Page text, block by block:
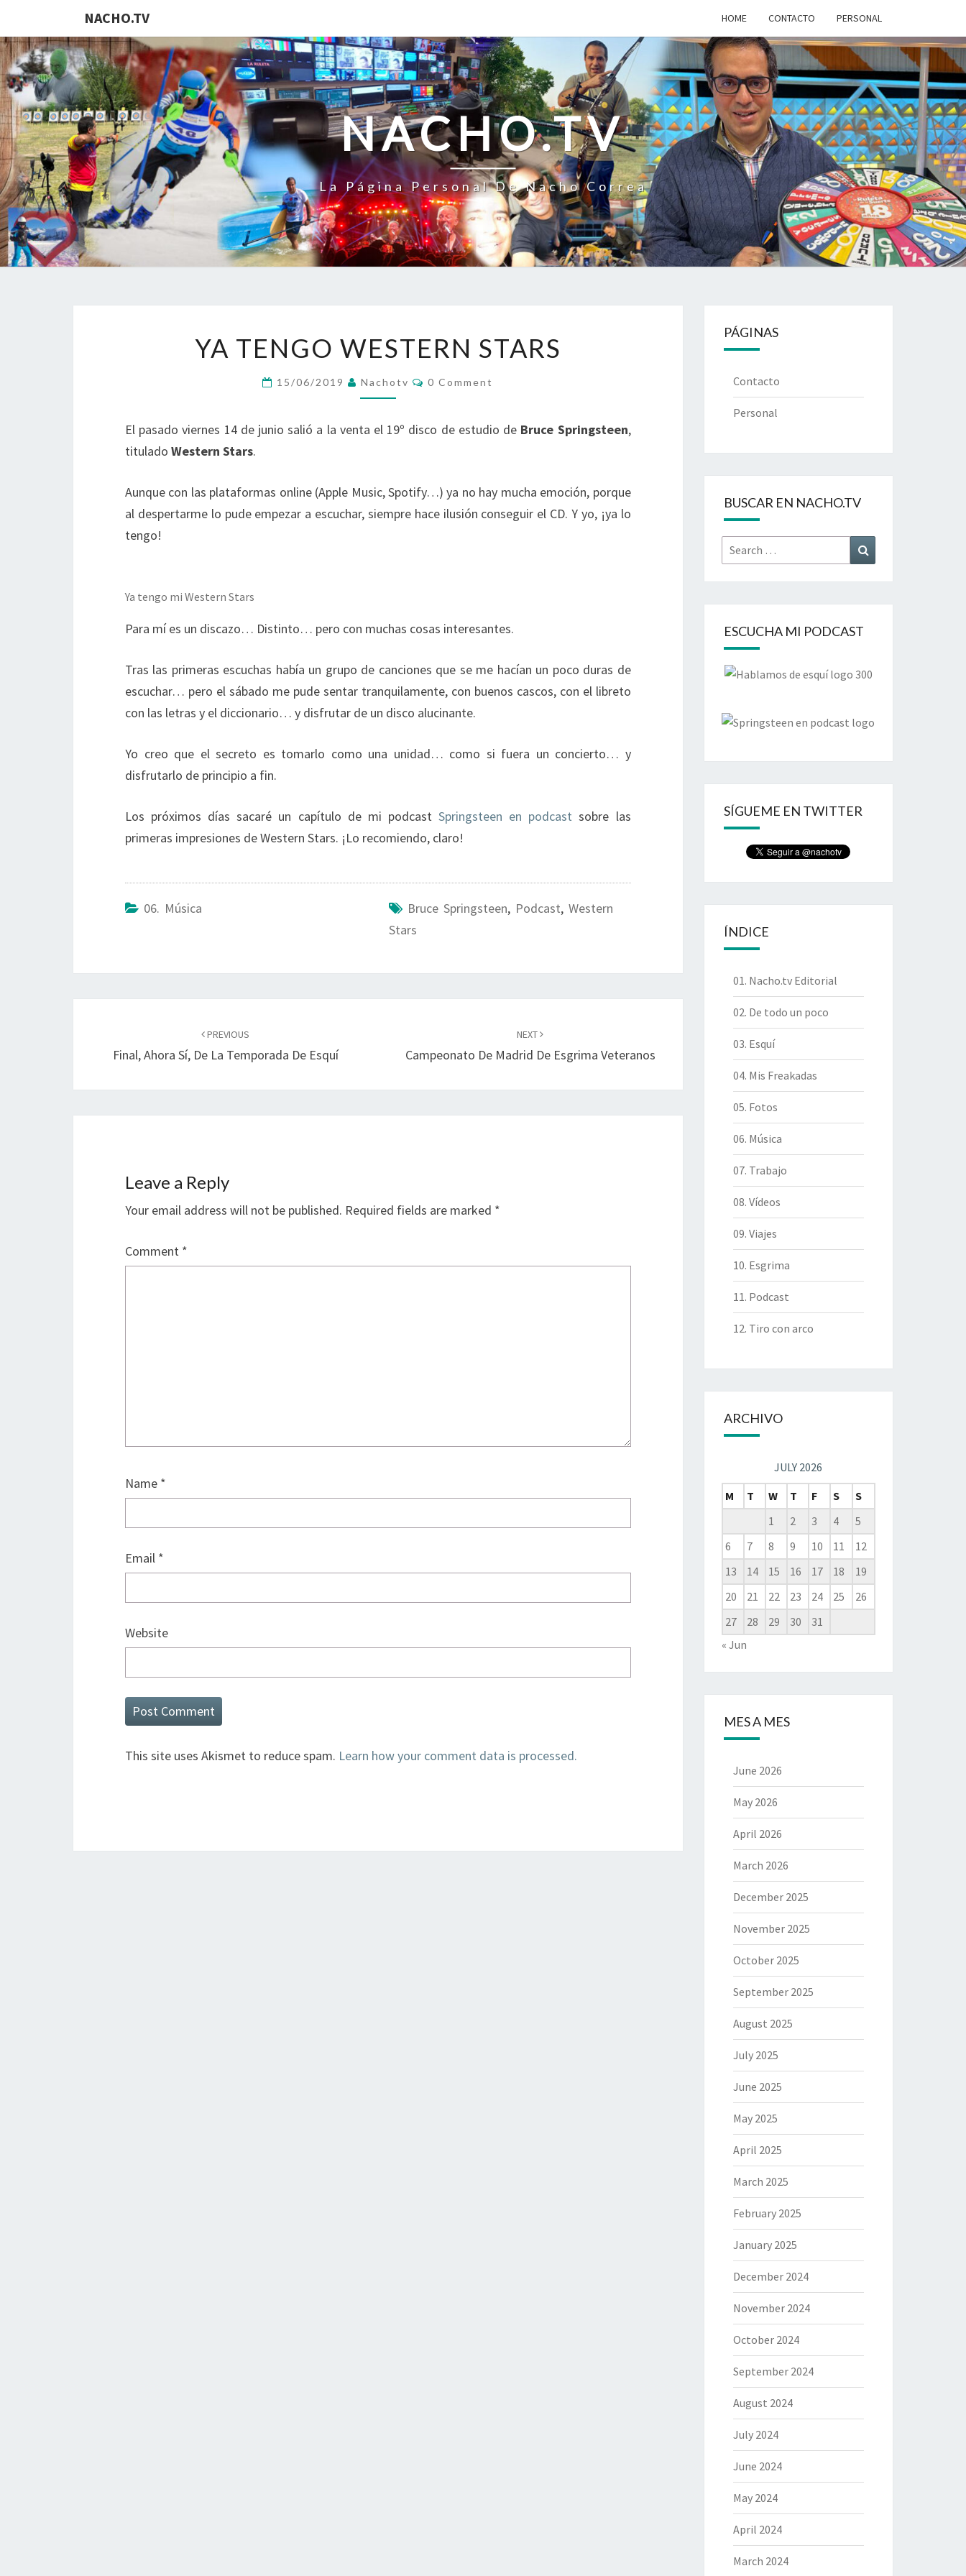
NACHO.TV HOME CONTACTO PERSONAL
NACHO.TV
La Página Personal De Nacho Correa
TENGO
YA TENGO WESTERN STARS
15/06/2019 Nachotv Comments
0 Comment
El pasado viernes 14 de junio salió a la venta el 19º disco de estudio de Bruce Springsteen,
titulado Western Stars.
Aunque con las plataformas online (Apple Music, Spotify…) ya no hay mucha emoción, porque
al despertarme lo pude empezar a escuchar, siempre hace ilusión conseguir el CD. Y yo, ¡ya lo
tengo!
Ya tengo mi Western Stars
Para mí es un discazo… Distinto… pero con muchas cosas interesantes.
Tras las primeras escuchas había un grupo de canciones que se me hacían un poco duras de
escuchar… pero el sábado me pude sentar tranquilamente, con buenos cascos, con el libreto
con las letras y el diccionario… y disfrutar de un disco alucinante.
Yo creo que el secreto es tomarlo como una unidad… como si fuera un concierto… y
disfrutarlo de principio a fin.
Los próximos días sacaré un capítulo de mi podcastSpringsteen en podcast sobre las
primeras impresiones de Western Stars. ¡Lo recomiendo, claro!
06. Música Bruce Springsteen, Podcast, Western
Stars
PREVIOUS
Final, Ahora Sí, De La Temporada De Esquí
NEXT
Campeonato De Madrid De Esgrima Veteranos
Leave a Reply
Your email address will not be published. Required fields are marked *
Comment *
Name *
Email *
Website
This site uses Akismet to reduce spam. Learn how your comment data is processed.
PÁGINAS
Contacto
Personal
BUSCAR EN NACHO.TV
Search
for:
ESCUCHA MI PODCAST
SÍGUEME EN TWITTER
ÍNDICE
01. Nacho.tv Editorial
02. De todo un poco
03. Esquí
04. Mis Freakadas
05. Fotos
06. Música
07. Trabajo
08. Vídeos
09. Viajes
10. Esgrima
11. Podcast
12. Tiro con arco
ARCHIVO
JULY 2026
M
T W T F S
S
1
2 3 4
5
6
7 8 9 10 11
12
13
14 15 16 17 18
19
20
21 22 23 24 25
26
27
28 29 30
31
« Jun
MES A MES
June 2026
May 2026
April 2026
March 2026
December 2025
November 2025
October 2025
September 2025
August 2025
July 2025
June 2025
May 2025
April 2025
March 2025
February 2025
January 2025
December 2024
November 2024
October 2024
September 2024
August 2024
July 2024
June 2024
May 2024
April 2024
March 2024